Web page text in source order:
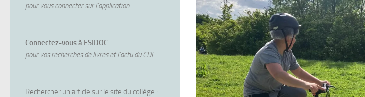
pour vous connecter sur l'application
Connectez-vous à ESIDOC
pour vos recherches de livres et l'actu du CDI
Rechercher un article sur le site du collège :